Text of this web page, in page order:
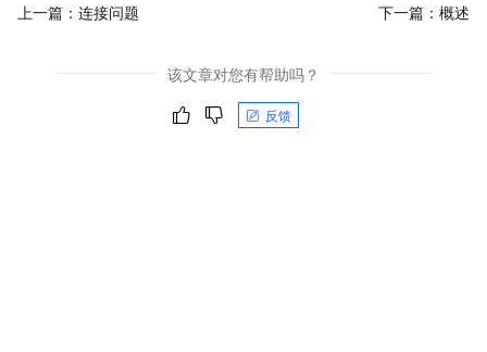
上一篇： 连接问题 下一篇： 概述
该文章对您有帮助吗？
反馈